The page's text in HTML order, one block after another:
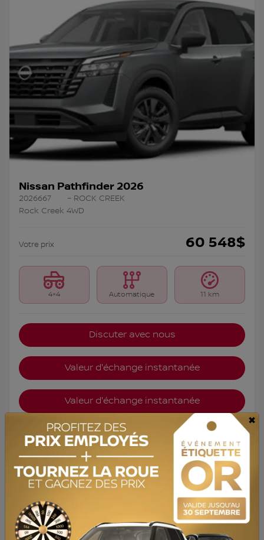
Nissan Pathfinder 2026
2026667
– ROCK CREEK
Rock Creek 4WD
Votre prix 60 548$
4×4 Automatique 11 km
Discuter avec nous
Valeur d'échange instantanée
Valeur d'échange instantanée
Estimer les paiements
Mentions légales
6 000$de Rabais
×